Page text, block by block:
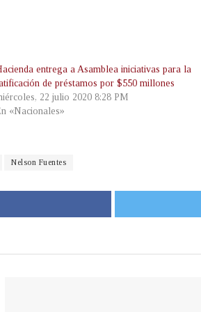
entrega a Asamblea iniciativas para la
de préstamos por $550 millones
22 julio 2020 8:28 PM
«Nacionales»
Nelson Fuentes